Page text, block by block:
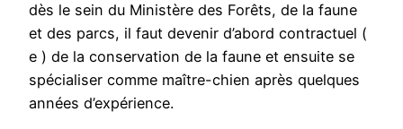
dès le sein du Ministère des Forêts, de la faune
et des parcs, il faut devenir d’abord contractuel (
e ) de la conservation de la faune et ensuite se
spécialiser comme maître-chien après quelques
années d’expérience.